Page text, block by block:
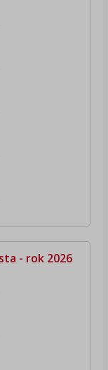
- rok 2026